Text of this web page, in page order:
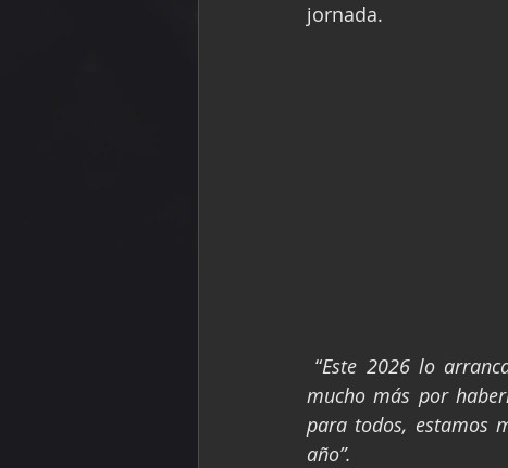
jornada.
“Este 2026 lo
mucho más por
para todos, estamos
año”.